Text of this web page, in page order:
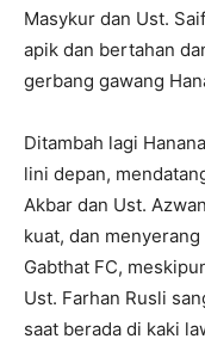
Masykur dan Ust.
apik dan bertahan
gerbang gawang
Ditambah lagi
lini depan,
Akbar dan Ust.
kuat, dan
Gabthat FC,
Ust. Farhan Rusli
saat berada di kaki